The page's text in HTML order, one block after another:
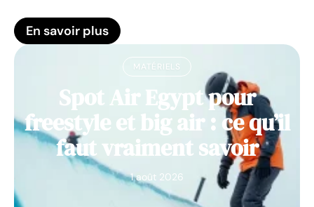
En savoir plus
MATÉRIELS
Spot Air Egypt pour
freestyle et big air : ce qu’il
faut vraiment savoir
1 août 2026